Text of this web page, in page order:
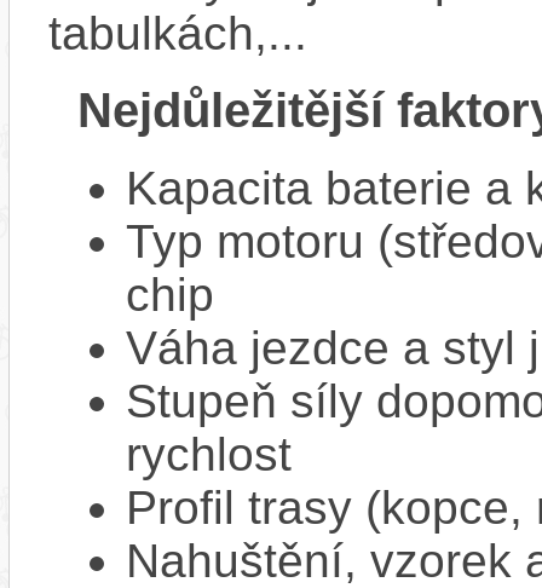
tabulkách,...
Nejdůležitější
Kapacita baterie a
Typ motoru
chip
Váha jezdce a styl
Stupeň síly
rychlost
Profil trasy
Nahuštění, vzorek